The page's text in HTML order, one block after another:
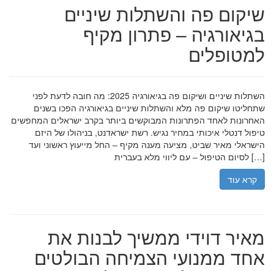
שיקום פה והשתלות שיניים
בגיאורגיה – פתרון מקיף
למטופלים
השתלות שיניים ושיקום פה בגיאורגיה 2025: מה חובה לדעת לפני
שתחליטו שיקום פה מלא והשתלות שיניים בגיאורגיה הפכו בשנים
האחרונות לאחד הפתרונות המבוקשים ביותר בקרב ישראלים המחפשים
טיפול דנטלי איכותי במחיר נגיש. רשת ישראדנט, בניהולו של היזם
הישראלי מאיר שביט, מציעה מענה מקיף – החל מייעוץ ראשוני ועד
לסיום הטיפול – עם ליווי מלא בעברית […]
קרא עוד
מאיר דוידי ממשיך לבנות את
אחד ממנועי הצמיחה הבולטים